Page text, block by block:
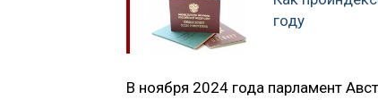
году
В ноября 2024 года парламент